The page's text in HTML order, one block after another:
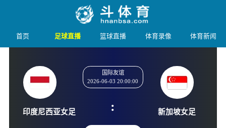
首页 足球直播 篮球直播 体育录像 体育新闻
国际友谊
2026-06-03 20:00:00